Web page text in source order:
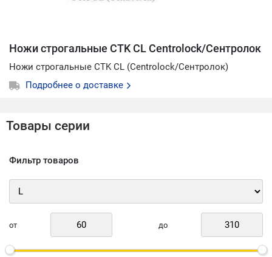
Ножи строгальные CTK CL Centrolock/Сентролок
Ножи строгальные CTK CL (Centrolock/Сентролок)
Подробнее о доставке
Товары серии
Фильтр товаров
от до